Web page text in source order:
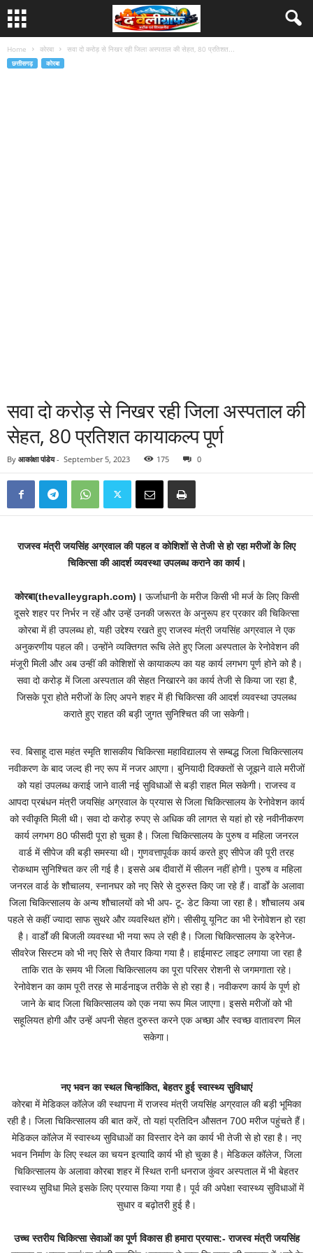
Home कोरबा सवा दो करोड़ से निखर रही जिला अस्पताल की सेहत, 80 प्रतिशत...
छत्तीसगढ़ कोरबा
सवा दो करोड़ से निखर रही जिला अस्पताल की
सेहत, 80 प्रतिशत कायाकल्प पूर्ण
By आकांक्षा पांडेय- September 5, 2023 175 0
राजस्व मंत्री जयसिंह अग्रवाल की पहल व कोशिशों से तेजी से हो रहा मरीजों के लिए
चिकित्सा की आदर्श व्यवस्था उपलब्ध कराने का कार्य।
कोरबा(thevalleygraph.com)। ऊर्जाधानी के मरीज किसी भी मर्ज के लिए किसी
दूसरे शहर पर निर्भर न रहें और उन्हें उनकी जरूरत के अनुरूप हर प्रकार की चिकित्सा
कोरबा में ही उपलब्ध हो, यही उद्देश्य रखते हुए राजस्व मंत्री जयसिंह अग्रवाल ने एक
अनुकरणीय पहल की। उन्होंने व्यक्तिगत रूचि लेते हुए जिला अस्पताल के रेनोवेशन की
मंजूरी मिली और अब उन्हीं की कोशिशों से कायाकल्प का यह कार्य लगभग पूर्ण होने को है।
सवा दो करोड़ में जिला अस्पताल की सेहत निखारने का कार्य तेजी से किया जा रहा है,
जिसके पूरा होते मरीजों के लिए अपने शहर में ही चिकित्सा की आदर्श व्यवस्था उपलब्ध
कराते हुए राहत की बड़ी जुगत सुनिश्चित की जा सकेगी।
स्व. बिसाहू दास महंत स्मृति शासकीय चिकित्सा महाविद्यालय से सम्बद्ध जिला चिकित्सालय
नवीकरण के बाद जल्द ही नए रूप में नजर आएगा। बुनियादी दिक्कतों से जूझने वाले मरीजों
को यहां उपलब्ध कराई जाने वाली नई सुविधाओं से बड़ी राहत मिल सकेगी। राजस्व व
आपदा प्रबंधन मंत्री जयसिंह अग्रवाल के प्रयास से जिला चिकित्सालय के रेनोवेशन कार्य
को स्वीकृति मिली थी। सवा दो करोड़ रुपए से अधिक की लागत से यहां हो रहे नवीनीकरण
कार्य लगभग 80 फीसदी पूरा हो चुका है। जिला चिकित्सालय के पुरुष व महिला जनरल
वार्ड में सीपेज की बड़ी समस्या थी। गुणवत्तापूर्वक कार्य करते हुए सीपेज की पूरी तरह
रोकथाम सुनिश्चित कर ली गई है। इससे अब दीवारों में सीलन नहीं होगी। पुरुष व महिला
जनरल वार्ड के शौचालय, स्नानघर को नए सिरे से दुरुस्त किए जा रहे हैं। वार्डों के अलावा
जिला चिकित्सालय के अन्य शौचालयों को भी अप- टू- डेट किया जा रहा है। शौचालय अब
पहले से कहीं ज्यादा साफ सुथरे और व्यवस्थित होंगे। सीसीयू यूनिट का भी रेनोवेशन हो रहा
है। वार्डों की बिजली व्यवस्था भी नया रूप ले रही है। जिला चिकित्सालय के ड्रेनेज-
सीवरेज सिस्टम को भी नए सिरे से तैयार किया गया है। हाईमास्ट लाइट लगाया जा रहा है
ताकि रात के समय भी जिला चिकित्सालय का पूरा परिसर रोशनी से जगमगाता रहे।
रेनोवेशन का काम पूरी तरह से मार्डनाइज तरीके से हो रहा है। नवीकरण कार्य के पूर्ण हो
जाने के बाद जिला चिकित्सालय को एक नया रूप मिल जाएगा। इससे मरीजों को भी
सहूलियत होगी और उन्हें अपनी सेहत दुरुस्त करने एक अच्छा और स्वच्छ वातावरण मिल
सकेगा।
नए भवन का स्थल चिन्हांकित, बेहतर हुई स्वास्थ्य सुविधाएं
कोरबा में मेडिकल कॉलेज की स्थापना में राजस्व मंत्री जयसिंह अग्रवाल की बड़ी भूमिका
रही है। जिला चिकित्सालय की बात करें, तो यहां प्रतिदिन औसतन 700 मरीज पहुंचते हैं।
मेडिकल कॉलेज में स्वास्थ्य सुविधाओं का विस्तार देने का कार्य भी तेजी से हो रहा है। नए
भवन निर्माण के लिए स्थल का चयन इत्यादि कार्य भी हो चुका है। मेडिकल कॉलेज, जिला
चिकित्सालय के अलावा कोरबा शहर में स्थित रानी धनराज कुंवर अस्पताल में भी बेहतर
स्वास्थ्य सुविधा मिले इसके लिए प्रयास किया गया है। पूर्व की अपेक्षा स्वास्थ्य सुविधाओं में
सुधार व बढ़ोतरी हुई है।
उच्च स्तरीय चिकित्सा सेवाओं का पूर्ण विकास ही हमारा प्रयास:- राजस्व मंत्री जयसिंह